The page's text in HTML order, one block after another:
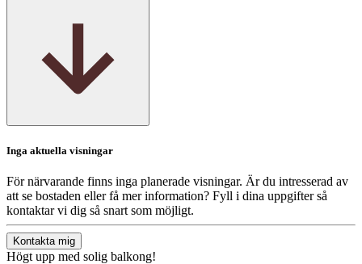
Inga aktuella visningar
För närvarande finns inga planerade visningar. Är du intresserad av
att se bostaden eller få mer information? Fyll i dina uppgifter så
kontaktar vi dig så snart som möjligt.
Kontakta mig
Högt upp med solig balkong!